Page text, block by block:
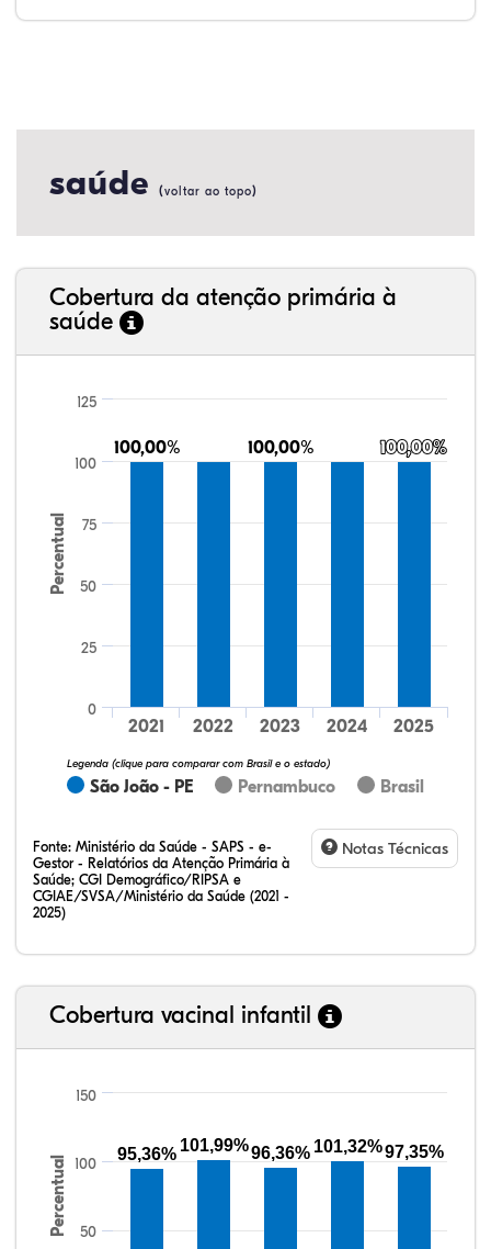
saúde (voltar ao topo)
Cobertura da atenção primária à
saúde
Percentual
100,00%
100,00% 100,00%
100,00% 100,00%
100,00%
São João - PE Pernambuco Brasil
Legenda (clique para comparar com Brasil e o estado)
2021 2022 2023 2024 2025
0
25
50
75
100
125
Fonte: Ministério da Saúde - SAPS - e-
Gestor - Relatórios da Atenção Primária à
Saúde; CGI Demográfico/RIPSA e
CGIAE/SVSA/Ministério da Saúde (2021 -
2025)
Notas Técnicas
Cobertura vacinal infantil
Percentual 50
100
150
95,36% 101,99%96,36% 101,32%97,35%